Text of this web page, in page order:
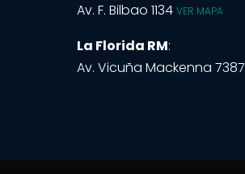
Av. F. Bilbao 1134 VER MAPA
La Florida RM:
Av. Vicuña Mackenna 7387